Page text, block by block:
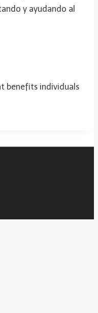
y ayudando al
benefits individuals